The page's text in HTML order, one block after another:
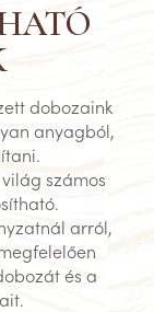
dobozaink
anyagból,
számos
arról,
és a